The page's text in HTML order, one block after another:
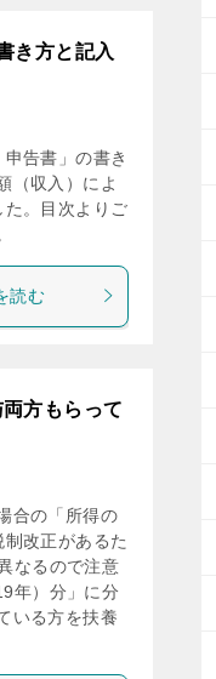
き方と記入
告書」の書き
（収入）によ
。目次よりご
読む
方もらって
合の「所得の
改正があるた
なるので注意
年）分」に分
いる方を扶養